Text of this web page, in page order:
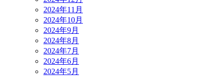
2024年11月
2024年10月
2024年9月
2024年8月
2024年7月
2024年6月
2024年5月